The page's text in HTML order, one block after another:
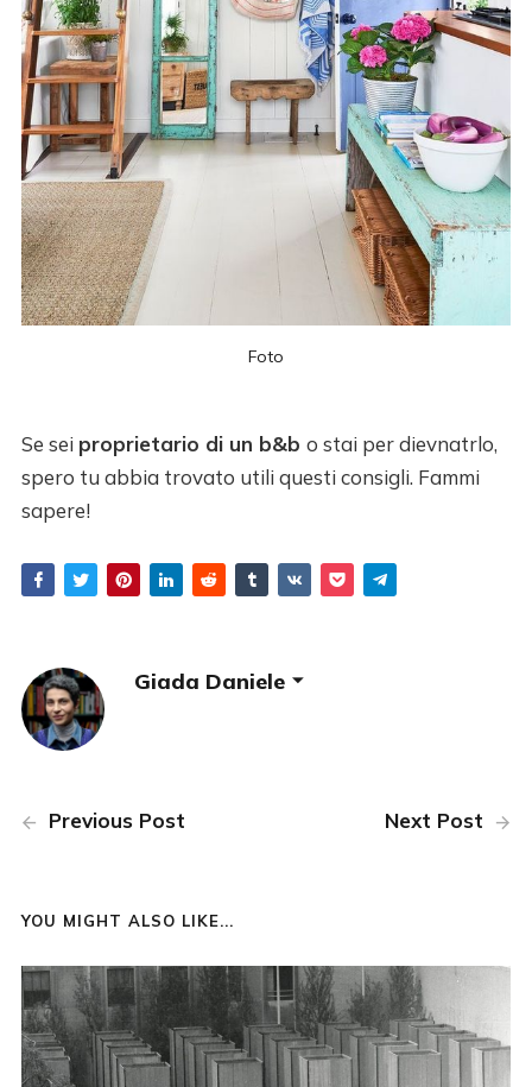
Foto
Se sei proprietario di un b&b o stai per dievnatrlo,
spero tu abbia trovato utili questi consigli. Fammi
sapere!
Giada Daniele
Previous Post Next Post
YOU MIGHT ALSO LIKE...